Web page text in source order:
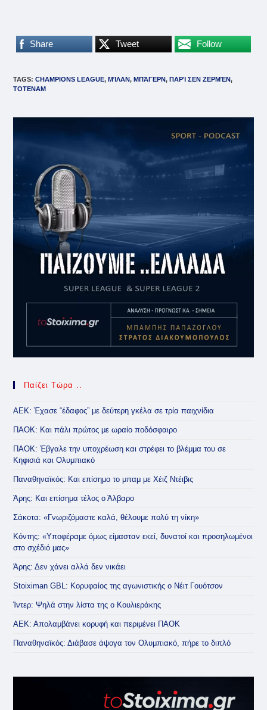
Share Tweet Follow
TAGS:CHAMPIONS LEAGUE, ΜΊΛΑΝ, ΜΠΆΓΕΡΝ, ΠΑΡΊ ΣΕΝ ΖΕΡΜΈΝ,
ΤΟΤΕΝΑΜ
Παίζει Τώρα ..
ΑΕΚ: Έχασε “έδαφος” με δεύτερη γκέλα σε τρία παιχνίδια
ΠΑΟΚ: Και πάλι πρώτος με ωραίο ποδόσφαιρο
ΠΑΟΚ: Έβγαλε την υποχρέωση και στρέφει το βλέμμα του σε
Κηφισιά και Ολυμπιακό
Παναθηναϊκός: Και επίσημο το μπαμ με Χέιζ Ντέιβις
Άρης: Και επίσημα τέλος ο Άλβαρο
Σάκοτα: «Γνωριζόμαστε καλά, θέλουμε πολύ τη νίκη»
Κόντης: «Υποφέραμε όμως είμασταν εκεί, δυνατοί και προσηλωμένοι
στο σχέδιό μας»
Άρης: Δεν χάνει αλλά δεν νικάει
Stoiximan GBL: Κορυφαίος της αγωνιστικής ο Νέιτ Γουότσον
Ίντερ: Ψηλά στην λίστα της ο Κουλιεράκης
ΑΕΚ: Απολαμβάνει κορυφή και περιμένει ΠΑΟΚ
Παναθηναϊκός: Διάβασε άψογα τον Ολυμπιακό, πήρε το διπλό